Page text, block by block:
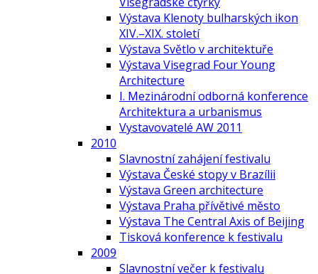
Výstava Klenoty bulharských ikon
XIV.–XIX. století
Výstava Světlo v architektuře
Výstava Visegrad Four Young
Architecture
I. Mezinárodní odborná konference
Architektura a urbanismus
Vystavovatelé AW 2011
2010
Slavnostní zahájení festivalu
Výstava České stopy v Brazílii
Výstava Green architecture
Výstava Praha přívětivé město
Výstava The Central Axis of Beijing
Tisková konference k festivalu
2009
Slavnostní večer k festivalu